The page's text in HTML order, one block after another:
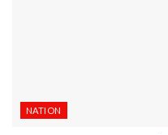
NATION